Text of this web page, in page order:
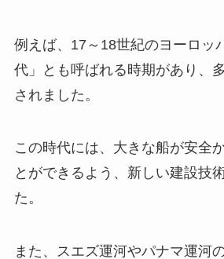
例えば、17～18世紀のヨーロッ
代」とも呼ばれる時期があり、
されました。
この時代には、大きな船が安全
とができるよう、新しい建設技
た。
また、スエズ運河やパナマ運河